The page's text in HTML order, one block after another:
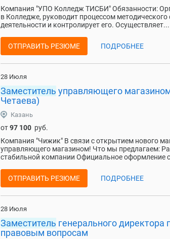
Компания "УПО Колледж ТИСБИ" Обязанности:
в Колледже, руководит процессом методического
деятельности и контролирует его. Осуществляет...
ОТПРАВИТЬ РЕЗЮМЕ ПОДРОБНЕЕ
28 Июля
Заместитель управляющего
Четаева)
Казань
от97 100 руб.
Компания "Чижик" В связи с открытием нового
управляющего магазином! Что мы предлагаем:
стабильной компании Официальное оформление
ОТПРАВИТЬ РЕЗЮМЕ ПОДРОБНЕЕ
28 Июля
Заместитель генерального директора
правовым вопросам